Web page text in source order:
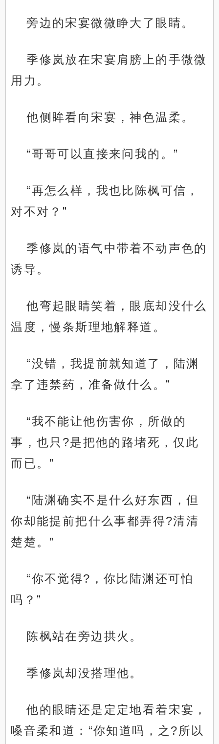
旁边的宋宴微微睁大了眼睛。
季修岚放在宋宴肩膀上的手微微
用力。
他侧眸看向宋宴，神色温柔。
“哥哥可以直接来问我的。”
“再怎么样，我也比陈枫可信，
对不对？”
季修岚的语气中带着不动声色的
诱导。
他弯起眼睛笑着，眼底却没什么
温度，慢条斯理地解释道。
“没错，我提前就知道了，陆渊
拿了违禁药，准备做什么。”
“我不能让他伤害你，所做的
事，也只?是把他的路堵死，仅此
而已。”
“陆渊确实不是什么好东西，但
你却能提前把什么事都弄得?清清
楚楚。”
“你不觉得?，你比陆渊还可怕
吗？”
陈枫站在旁边拱火。
季修岚却没搭理他。
他的眼睛还是定定地看着宋宴，
嗓音柔和道：“你知道吗，之?所以